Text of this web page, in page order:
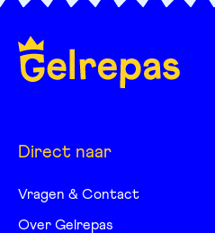
Direct naar
Vragen & Contact
Over Gelrepas